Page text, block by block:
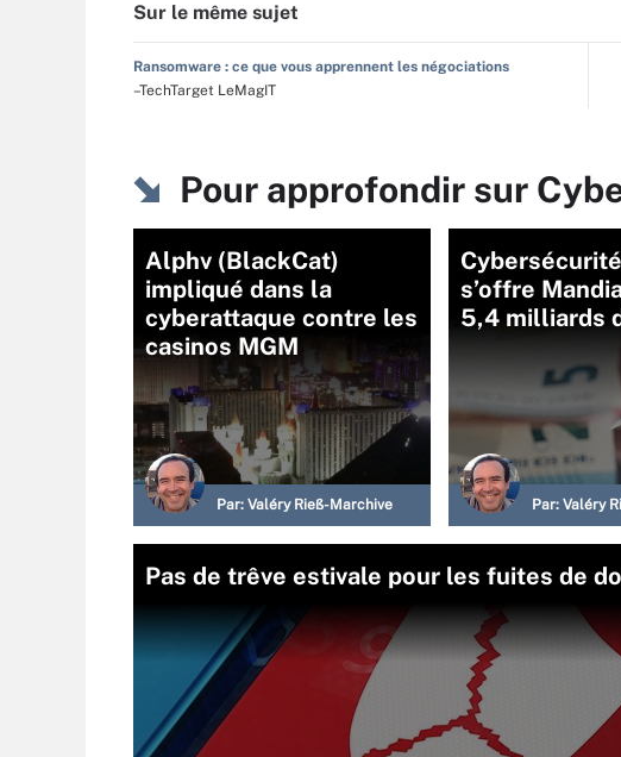
Sur le même sujet
Ransomware : ce que vous apprennent les négociations
–TechTarget LeMagIT
Pour approfondir sur
Alphv (BlackCat)
impliqué dans la
cyberattaque contre les
casinos MGM
Par: Valéry Rieß-Marchive
s’offre
5,4 milliards
Par: Valéry
Pas de trêve estivale pour les fuites de